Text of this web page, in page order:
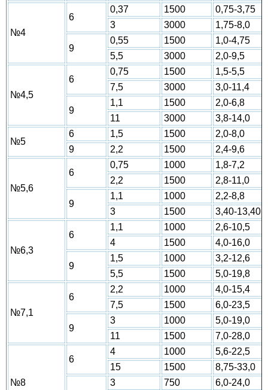
№4
6
0,37 1500
0,75-3,75
3
3000 1,75-8,0
9
0,55 1500
1,0-4,75
5,5
3000 2,0-9,5
№4,5
6
0,75 1500
1,5-5,5
7,5
3000 3,0-11,4
9
1,1 1500
2,0-6,8
11
3000 3,8-14,0
№5
6 1,5 1500
2,0-8,0
9
2,2 1500 2,4-9,6
№5,6
6
0,75 1000
1,8-7,2
2,2
1500 2,8-11,0
9
1,1 1000
2,2-8,8
3
1500 3,40-13,40
№6,3
6
1,1 1000
2,6-10,5
4
1500 4,0-16,0
9
1,5 1000
3,2-12,6
5,5
1500 5,0-19,8
№7,1
6
2,2 1000
4,0-15,4
7,5
1500 6,0-23,5
9
3 1000
5,0-19,0
11
1500 7,0-28,0
№8
6
4 1000
5,6-22,5
15
1500
8,75-33,0
3
750 6,0-24,0